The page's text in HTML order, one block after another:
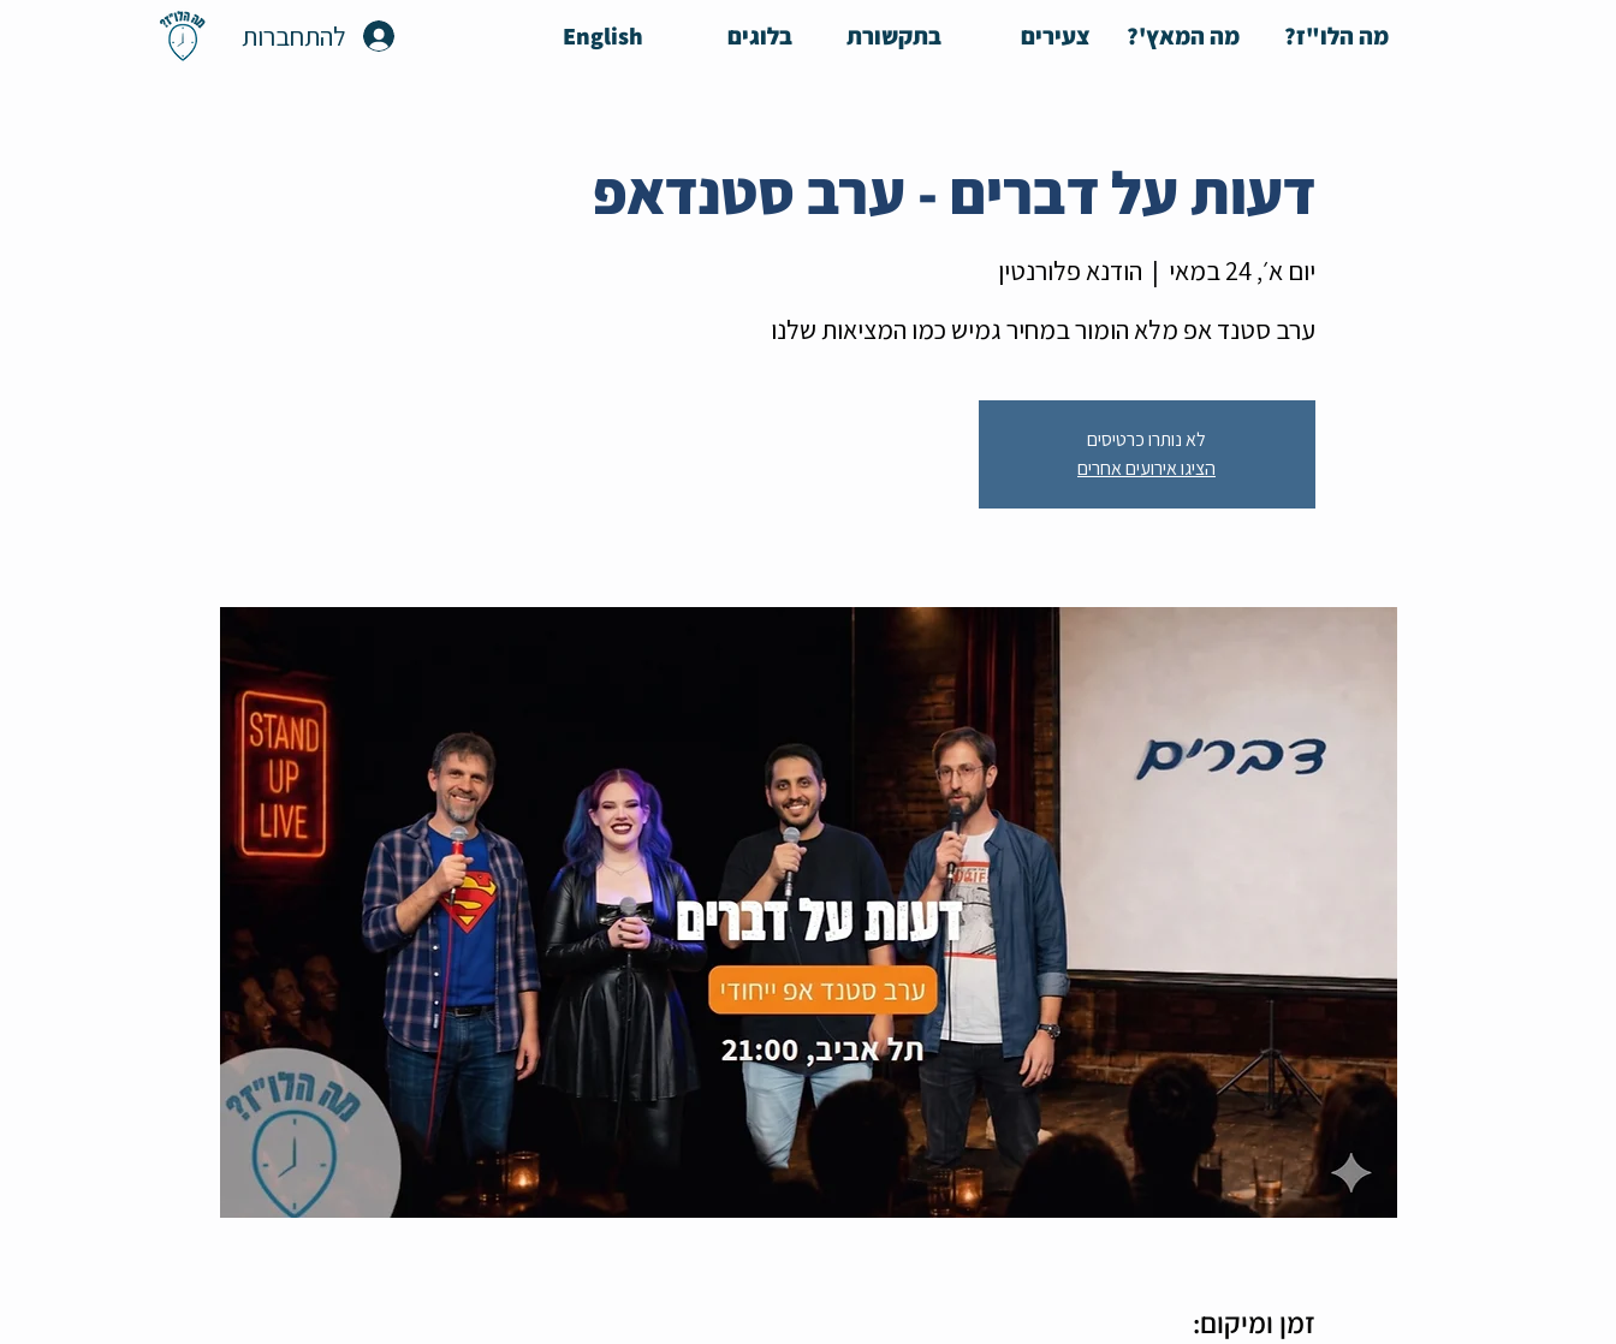
מה הלו"ז? מה המאץ'? צעירים בתקשורת בלוגים English להתחברות
דעות על דברים - ערב סטנדאפ
יום א׳, 24 במאי
  |
הודנא פלורנטין
ערב סטנד אפ מלא הומור במחיר גמיש כמו המציאות שלנו
לא נותרו כרטיסים
הציגו אירועים אחרים
זמן ומיקום: